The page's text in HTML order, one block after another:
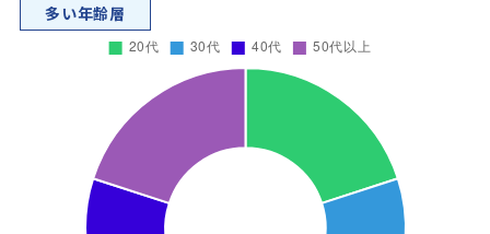
多い年齢層